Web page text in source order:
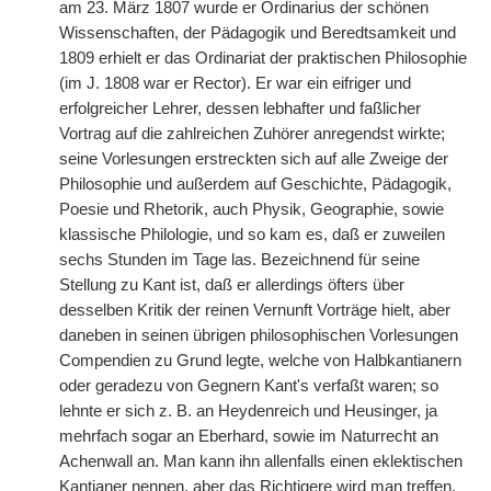
am 23. März 1807 wurde er Ordinarius der schönen
Wissenschaften, der Pädagogik und Beredtsamkeit und
1809 erhielt er das Ordinariat der praktischen Philosophie
(im J. 1808 war er Rector). Er war ein eifriger und
erfolgreicher Lehrer, dessen lebhafter und faßlicher
Vortrag auf die zahlreichen Zuhörer anregendst wirkte;
seine Vorlesungen erstreckten sich auf alle Zweige der
Philosophie und außerdem auf Geschichte, Pädagogik,
Poesie und Rhetorik, auch Physik, Geographie, sowie
klassische Philologie, und so kam es, daß er zuweilen
sechs Stunden im Tage las. Bezeichnend für seine
Stellung zu Kant ist, daß er allerdings öfters über
desselben Kritik der reinen Vernunft Vorträge hielt, aber
daneben in seinen übrigen philosophischen Vorlesungen
Compendien zu Grund legte, welche von Halbkantianern
oder geradezu von Gegnern Kant's verfaßt waren; so
lehnte er sich z. B. an Heydenreich und Heusinger, ja
mehrfach sogar an Eberhard, sowie im Naturrecht an
Achenwall an. Man kann ihn allenfalls einen eklektischen
Kantianer nennen, aber das Richtigere wird man treffen,